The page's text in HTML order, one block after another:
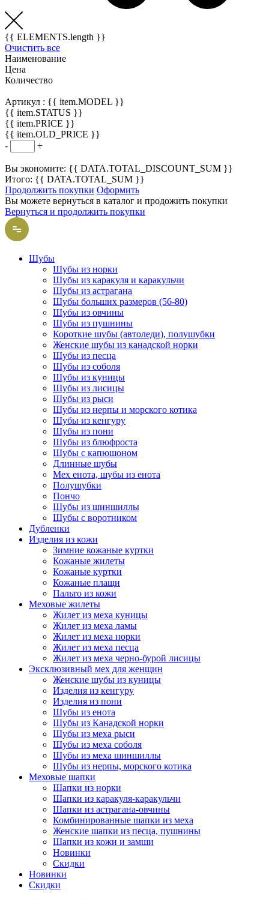
{{ ELEMENTS.length }}
Очистить все
Наименование
Цена
Количество
Артикул : {{ item.MODEL }}
{{ item.STATUS }}
{{ item.PRICE }}
{{ item.OLD_PRICE }}
-
+
Вы экономите: {{ DATA.TOTAL_DISCOUNT_SUM }}
Итого: {{ DATA.TOTAL_SUM }}
Продолжить покупки Оформить
Вы можете вернуться в каталог и продожить покупки
Вернуться и продолжить покупки
Шубы
Шубы из норки
Шубы из каракуля и каракульчи
Шубы из астрагана
Шубы больших размеров (56-80)
Шубы из овчины
Шубы из пушнины
Короткие шубы (автоледи), полушубки
Женские шубы из канадской норки
Шубы из песца
Шубы из соболя
Шубы из куницы
Шубы из лисицы
Шубы из рыси
Шубы из нерпы и морского котика
Шубы из кенгуру
Шубы из пони
Шубы из блюфроста
Шубы с капюшоном
Длинные шубы
Мех енота, шубы из енота
Полушубки
Пончо
Шубы из шиншиллы
Шубы с воротником
Дубленки
Изделия из кожи
Зимние кожаные куртки
Кожаные жилеты
Кожаные куртки
Кожаные плащи
Пальто из кожи
Меховые жилеты
Жилет из меха куницы
Жилет из меха ламы
Жилет из меха норки
Жилет из меха песца
Жилет из меха черно-бурой лисицы
Эксклюзивный мех для женщин
Женские шубы из куницы
Изделия из кенгуру
Изделия из пони
Шубы из енота
Шубы из Канадской норки
Шубы из меха рыси
Шубы из меха соболя
Шубы из меха шиншиллы
Шубы из нерпы, морского котика
Меховые шапки
Шапки из норки
Шапки из каракуля-каракульчи
Шапки из астрагана-овчины
Комбинированные шапки из меха
Женские шапки из песца, пушнины
Шапки из кожи и замши
Новинки
Скидки
Новинки
Скидки